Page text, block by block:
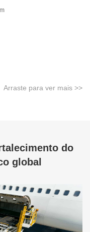
Arraste para ver mais >>
do
global